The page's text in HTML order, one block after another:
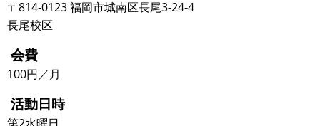
〒814-0123 福岡市城南区長尾3-24-4
長尾校区
会費
100円／月
活動日時
第2水曜日